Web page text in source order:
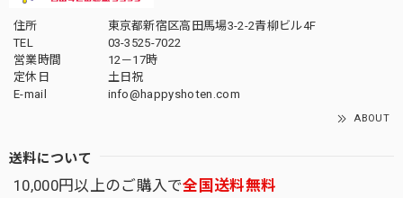
住所
東京都新宿区高田馬場3-2-2青柳ビル4F
TEL
03-3525-7022
営業時間
12－17時
定休日
土日祝
E-mail
info@happyshoten.com
ABOUT
送料について
10,000円以上のご購入で全国送料無料